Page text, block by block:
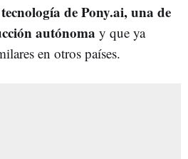
de Pony.ai, una de
autónoma y que ya
en otros países.